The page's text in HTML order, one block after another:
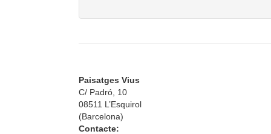
Paisatges Vius
C/ Padró, 10
08511 L’Esquirol
(Barcelona)
Contacte: